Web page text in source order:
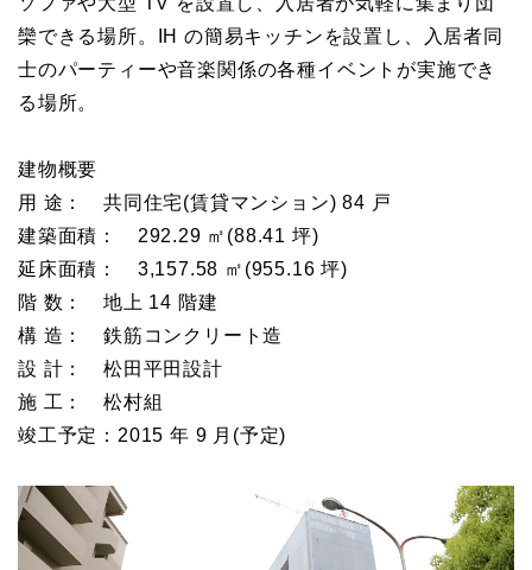
欒できる場所。IH の簡易キッチンを設置し、入居者同
士のパーティーや音楽関係の各種イベントが実施でき
る場所。
建物概要
用 途： 共同住宅(賃貸マンション) 84 戸
建築面積： 292.29 ㎡(88.41 坪)
延床面積： 3,157.58 ㎡(955.16 坪)
階 数： 地上 14 階建
構 造： 鉄筋コンクリート造
設 計： 松田平田設計
施 工： 松村組
竣工予定：2015 年 9 月(予定)